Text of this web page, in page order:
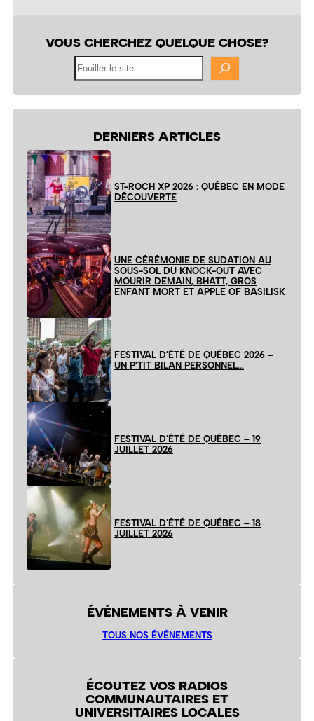
VOUS CHERCHEZ QUELQUE CHOSE?
DERNIERS ARTICLES
ST-ROCH XP 2026 : QUÉBEC EN MODE
DÉCOUVERTE
UNE CÉRÉMONIE DE SUDATION AU
SOUS-SOL DU KNOCK-OUT AVEC
MOURIR DEMAIN, BHATT, GROS
ENFANT MORT ET APPLE OF BASILISK
FESTIVAL D’ÉTÉ DE QUÉBEC 2026 –
UN P’TIT BILAN PERSONNEL…
FESTIVAL D’ÉTÉ DE QUÉBEC – 19
JUILLET 2026
FESTIVAL D’ÉTÉ DE QUÉBEC – 18
JUILLET 2026
ÉVÉNEMENTS À VENIR
TOUS NOS ÉVÉNEMENTS
ÉCOUTEZ VOS RADIOS
COMMUNAUTAIRES ET
UNIVERSITAIRES LOCALES